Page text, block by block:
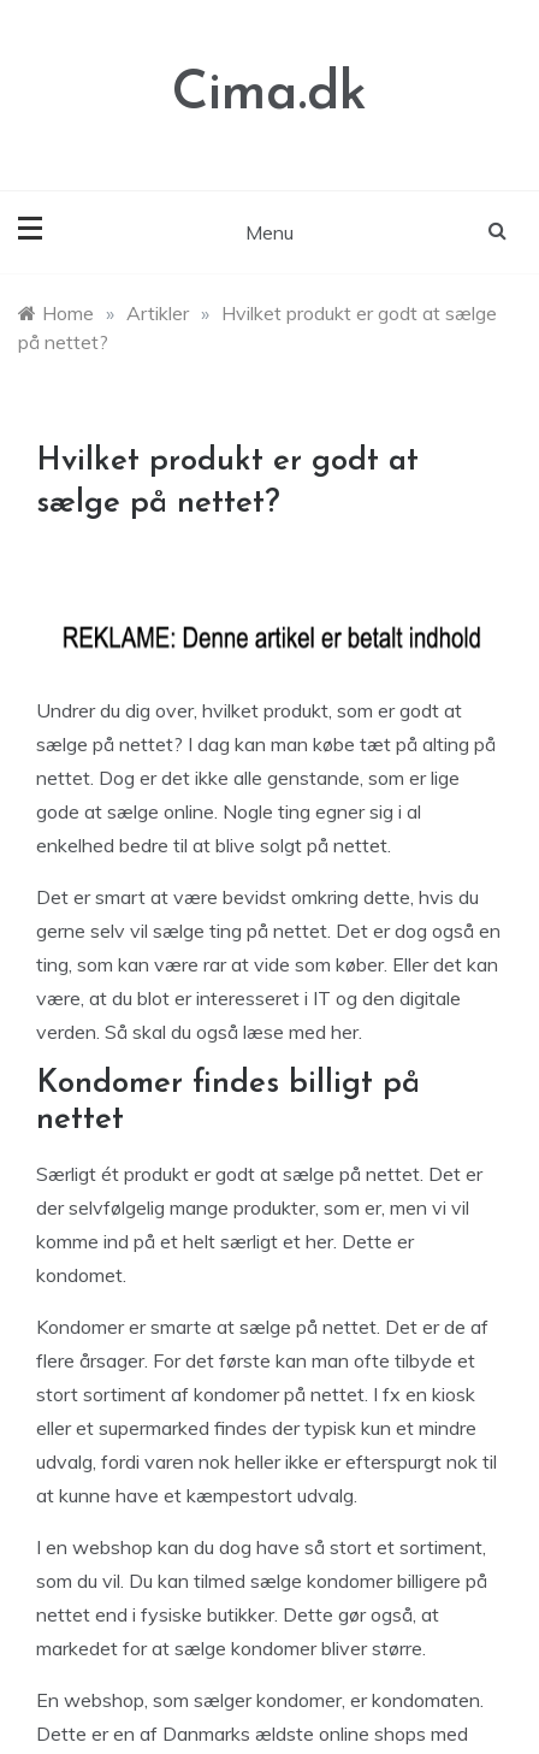
Cima.dk
Menu
Home » Artikler » Hvilket produkt er godt at sælge
på nettet?
Hvilket produkt er godt at
sælge på nettet?
Undrer du dig over, hvilket produkt, som er godt at
sælge på nettet? I dag kan man købe tæt på alting på
nettet. Dog er det ikke alle genstande, som er lige
gode at sælge online. Nogle ting egner sig i al
enkelhed bedre til at blive solgt på nettet.
Det er smart at være bevidst omkring dette, hvis du
gerne selv vil sælge ting på nettet. Det er dog også en
ting, som kan være rar at vide som køber. Eller det kan
være, at du blot er interesseret i IT og den digitale
verden. Så skal du også læse med her.
Kondomer findes billigt på
nettet
Særligt ét produkt er godt at sælge på nettet. Det er
der selvfølgelig mange produkter, som er, men vi vil
komme ind på et helt særligt et her. Dette er
kondomet.
Kondomer er smarte at sælge på nettet. Det er de af
flere årsager. For det første kan man ofte tilbyde et
stort sortiment af kondomer på nettet. I fx en kiosk
eller et supermarked findes der typisk kun et mindre
udvalg, fordi varen nok heller ikke er efterspurgt nok til
at kunne have et kæmpestort udvalg.
I en webshop kan du dog have så stort et sortiment,
som du vil. Du kan tilmed sælge kondomer billigere på
nettet end i fysiske butikker. Dette gør også, at
markedet for at sælge kondomer bliver større.
En webshop, som sælger kondomer, er kondomaten.
Dette er en af Danmarks ældste online shops med